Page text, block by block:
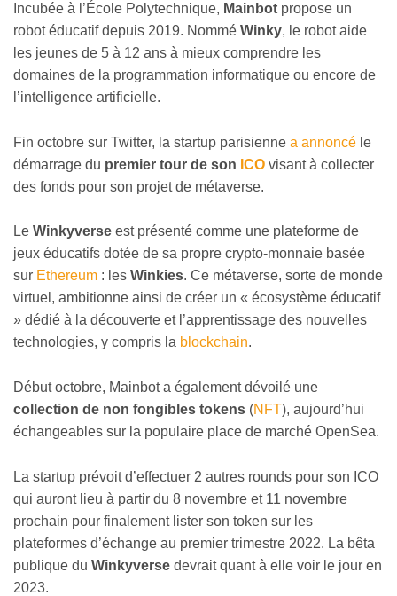
Incubée à l’École Polytechnique, Mainbot propose un
robot éducatif depuis 2019. Nommé Winky, le robot aide
les jeunes de 5 à 12 ans à mieux comprendre les
domaines de la programmation informatique ou encore de
l’intelligence artificielle.
Fin octobre sur Twitter, la startup parisienne a annoncé le
démarrage du premier tour de son ICO visant à collecter
des fonds pour son projet de métaverse.
Le Winkyverse est présenté comme une plateforme de
jeux éducatifs dotée de sa propre crypto-monnaie basée
sur Ethereum : les Winkies. Ce métaverse, sorte de monde
virtuel, ambitionne ainsi de créer un « écosystème éducatif
» dédié à la découverte et l’apprentissage des nouvelles
technologies, y compris la blockchain.
Début octobre, Mainbot a également dévoilé une
collection de non fongibles tokens (NFT), aujourd’hui
échangeables sur la populaire place de marché OpenSea.
La startup prévoit d’effectuer 2 autres rounds pour son ICO
qui auront lieu à partir du 8 novembre et 11 novembre
prochain pour finalement lister son token sur les
plateformes d’échange au premier trimestre 2022. La bêta
publique du Winkyverse devrait quant à elle voir le jour en
2023.